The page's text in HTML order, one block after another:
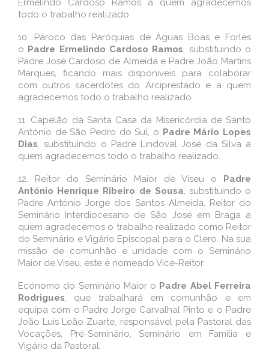
Ermelindo Cardoso Ramos a quem agradecemos
todo o trabalho realizado.
10.
Pároco das Paróquias de Águas Boas e Forles
o Padre Ermelindo Cardoso Ramos, substituindo o
Padre José Cardoso de Almeida e Padre João Martins
Marques, ficando mais disponíveis para colaborar
com outros sacerdotes do Arciprestado e a quem
agradecemos todo o trabalho realizado.
11. Capelão da Santa Casa da Misericórdia de Santo
António de São Pedro do Sul, o Padre Mário Lopes
Dias, substituindo o Padre Lindoval José da Silva a
quem agradecemos todo o trabalho realizado.
12. Reitor do Seminário Maior de Viseu o
Padre
António Henrique Ribeiro de Sousa, substituindo o
Padre António Jorge dos Santos Almeida, Reitor do
Seminário Interdiocesano de São José em Braga a
quem agradecemos o trabalho realizado como Reitor
do Seminário e Vigário Episcopal para o Clero. Na sua
missão de comunhão e unidade com o Seminário
Maior de Viseu, este é nomeado Vice-Reitor.
Ecónomo do Seminário Maior o Padre Abel Ferreira
Rodrigues, que trabalhará em comunhão e em
equipa com o Padre Jorge Carvalhal Pinto e o Padre
João Luís Leão Zuarte, responsável pela Pastoral das
Vocações, Pré-Seminário, Seminário em Família e
Vigário da Pastoral.